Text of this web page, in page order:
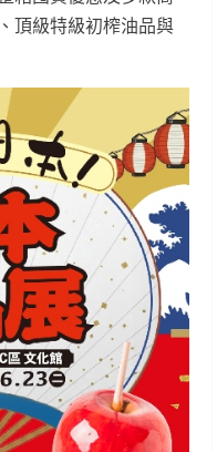
頂級特級初榨油品與